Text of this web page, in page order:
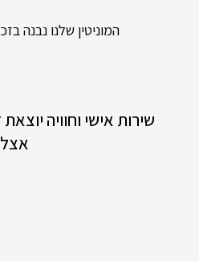
המוניטין שלנו נבנה
שירות אישי וחוויה